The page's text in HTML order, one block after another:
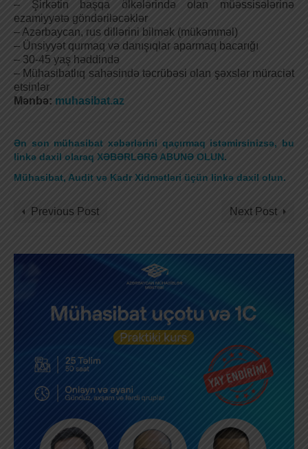
– Şirkətin başqa ölkələrində olan müəssisələrinə
ezamiyyətə göndəriləcəklər
– Azərbaycan, rus dillərini bilmək (mükəmməl)
– Ünsiyyət qurmaq və danışıqlar aparmaq bacarığı
– 30-45 yaş həddində
– Mühasibatlıq sahəsində təcrübəsi olan şəxslər müraciət
etsinlər
Mənbə: muhasibat.az
Ən son mühasibat xəbərlərini qaçırmaq istəmirsinizsə, bu
linkə daxil olaraq XƏBƏRLƏRƏ ABUNƏ OLUN.
Mühasibat, Audit və Kadr Xidmətləri üçün linkə daxil olun.
Previous Post Next Post